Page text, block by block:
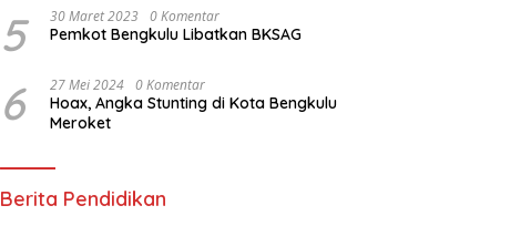
5 30 Maret 2023 0 Komentar
Pemkot Bengkulu Libatkan BKSAG
6 27 Mei 2024 0 Komentar
Hoax, Angka Stunting di Kota Bengkulu
Meroket
Berita Pendidikan